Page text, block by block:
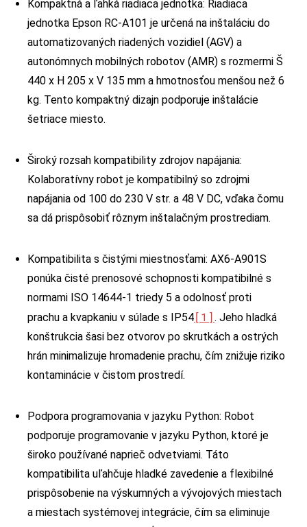
Kompaktná a ľahká riadiaca jednotka: Riadiaca
jednotka Epson RC-A101 je určená na inštaláciu do
automatizovaných riadených vozidiel (AGV) a
autonómnych mobilných robotov (AMR) s rozmermi Š
440 x H 205 x V 135 mm a hmotnosťou menšou než 6
kg. Tento kompaktný dizajn podporuje inštalácie
šetriace miesto.
Široký rozsah kompatibility zdrojov napájania:
Kolaboratívny robot je kompatibilný so zdrojmi
napájania od 100 do 230 V str. a 48 V DC, vďaka čomu
sa dá prispôsobiť rôznym inštalačným prostrediam.
Kompatibilita s čistými miestnosťami: AX6-A901S
ponúka čisté prenosové schopnosti kompatibilné s
normami ISO 14644-1 triedy 5 a odolnosť proti
prachu a kvapkaniu v súlade s IP54[1]. Jeho hladká
konštrukcia šasi bez otvorov po skrutkách a ostrých
hrán minimalizuje hromadenie prachu, čím znižuje riziko
kontaminácie v čistom prostredí.
Podpora programovania v jazyku Python: Robot
podporuje programovanie v jazyku Python, ktoré je
široko používané naprieč odvetviami. Táto
kompatibilita uľahčuje hladké zavedenie a flexibilné
prispôsobenie na výskumných a vývojových miestach
a miestach systémovej integrácie, čím sa eliminuje